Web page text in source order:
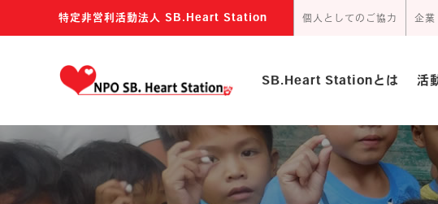
特定非営利活動法人 SB.Heart Station 個人としてのご協力 企業
SB.Heart Stationとは 活
主な活動内容
団体の目的 団体概要･